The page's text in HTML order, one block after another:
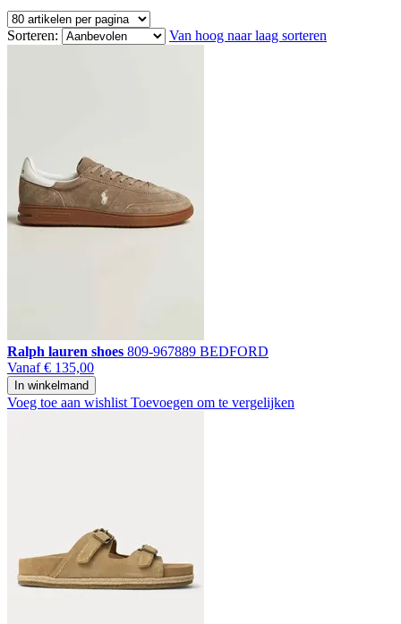
Sorteren: Van hoog naar laag sorteren
Ralph lauren shoes 809-967889 BEDFORD
Vanaf € 135,00
In winkelmand
Voeg toe aan wishlist Toevoegen om te vergelijken